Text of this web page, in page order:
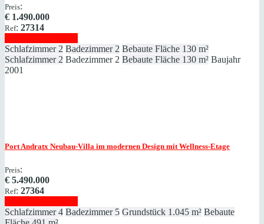
Preis:
€ 1.490.000
Ref: 27314
Schlafzimmer 2 Badezimmer 2 Bebaute Fläche 130 m²
Schlafzimmer 2 Badezimmer 2 Bebaute Fläche 130 m² Baujahr
2001
Port Andratx Neubau-Villa im modernen Design mit Wellness-Etage
Preis:
€ 5.490.000
Ref: 27364
Schlafzimmer 4 Badezimmer 5 Grundstück 1.045 m² Bebaute